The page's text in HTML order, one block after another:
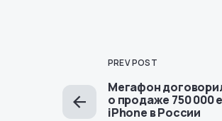
PREV POST
Мегафон
о продаже 750 000
iPhone в России